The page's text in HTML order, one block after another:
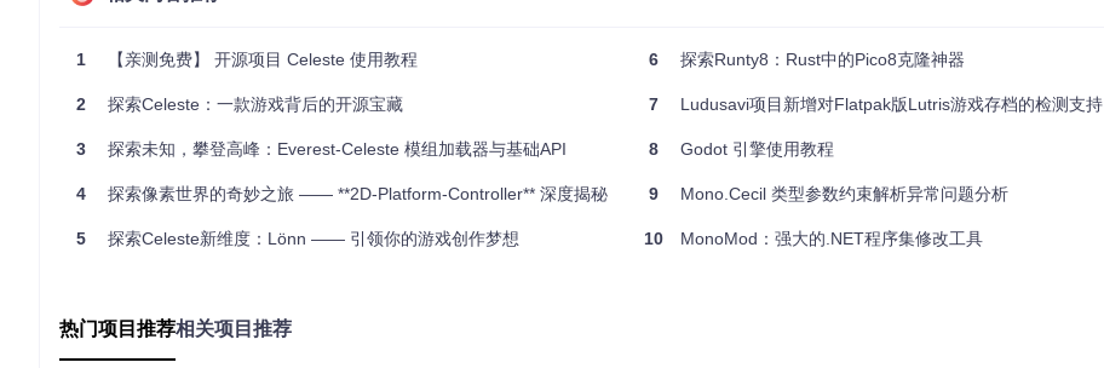
fonts/: 存放项目中使用的所有字体文件。
src/: 存放项目的源代码。
main.py: 项目的启动文件。
utils/: 存放项目中使用的工具函数和类。
modules/
: 存放项目的各个模块代码。
test_config.py: 针对config.py
1 【亲测免费】 开源项目 Celeste 使用教程
2 探索Celeste：一款游戏背后的开源宝藏
3 探索未知，攀登高峰：Everest-Celeste 模组加载器与基础API
4 探索像素世界的奇妙之旅 —— **2D-Platform-Controller** 深度揭秘
5 探索Celeste新维度：Lönn —— 引领你的游戏创作梦想
6 探索Runty8：Rust中的Pico8克隆神器
7 Ludusavi项目新增对Flatpak版Lutris游戏存档的检测支持
8 Godot 引擎使用教程
9 Mono.Cecil 类型参数约束解析异常问题分析
10 MonoMod：强大的.NET程序集修改工具
热门项目推荐相关项目推荐